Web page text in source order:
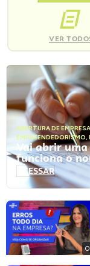
VER
ABERTURA DE EMPRESA
EMPREENDEDORISMO,
Vai abrir uma
funciona o
ACESSAR